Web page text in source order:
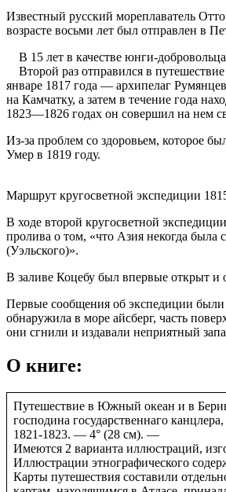
Известный русский мореплаватель
возрасте восьми лет был отправлен в
В 15 лет в качестве юнги-
Второй раз отправился в
январе 1817 года — архипелаг
на Камчатку, а затем в течение года
1823—1826 годах он совершил на нем
Из-за проблем со здоровьем, которое
Умер в 1819 году.
Маршрут кругосветной экспедиции
В ходе второй кругосветной
пролива о том, «что Азия некогда
(Уэльского)».
В заливе Коцебу был впервые открыт
Первые сообщения об экспедиции были
обнаружила в море айсберг, часть
они сгнили и издавали неприятный
О книге:
Путешествие в Южный океан и в
господина государственнаго
1821-1823. — 4° (28 см). —
Имеются 2 варианта иллюстраций,
Иллюстрации этнографического
Карты путешествия составили